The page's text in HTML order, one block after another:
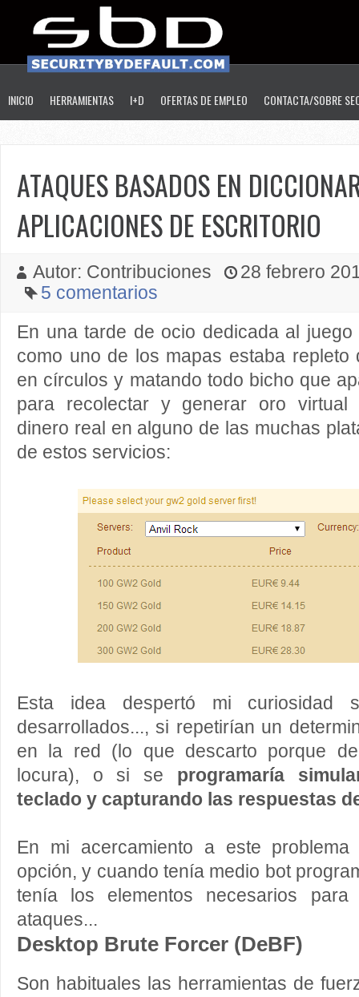
INICIO HERRAMIENTAS I+D OFERTAS DE EMPLEO CONTACTA/SOBRE
ATAQUES BASADOS EN
APLICACIONES DE ESCRITORIO
Autor: Contribuciones
28 febrero
5 comentarios
En una tarde de ocio dedicada al
como uno de los mapas estaba repleto
en círculos y matando todo bicho que
para recolectar y generar oro virtual
dinero real en alguno de las muchas
de estos servicios:
Esta idea despertó mi curiosidad
desarrollados..., si repetirían un
en la red (lo que descarto porque
locura), o si se programaría
teclado y capturando las respuestas
En mi acercamiento a este
opción, y cuando tenía medio bot
tenía los elementos necesarios
ataques...
Desktop Brute Forcer (DeBF)
Son habituales las herramientas de